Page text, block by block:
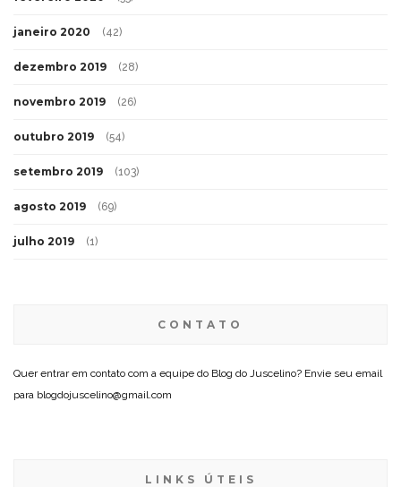
janeiro 2020 (42)
dezembro 2019 (28)
novembro 2019 (26)
outubro 2019 (54)
setembro 2019 (103)
agosto 2019 (69)
julho 2019 (1)
CONTATO
Quer entrar em contato com a equipe do Blog do Juscelino? Envie seu email
para blogdojuscelino@gmail.com
LINKS ÚTEIS